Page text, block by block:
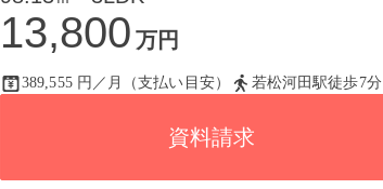
13,800 万円
389,555 円／月（支払い目安） 若松河田駅徒歩7分
資料請求